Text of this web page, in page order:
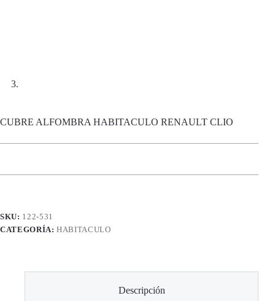
CUBRE ALFOMBRA HABITACULO RENAULT CLIO
SKU: 122-531
CATEGORÍA:HABITACULO
Descripción